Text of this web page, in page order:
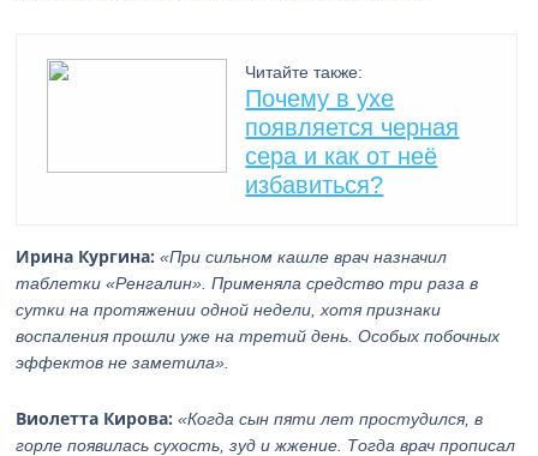
Читайте также:
Почему в ухе
появляется черная
сера и как от неё
избавиться?
Ирина Кургина: «При сильном кашле врач назначил
таблетки «Ренгалин». Применяла средство три раза в
сутки на протяжении одной недели, хотя признаки
воспаления прошли уже на третий день. Особых побочных
эффектов не заметила».
Виолетта Кирова: «Когда сын пяти лет простудился, в
горле появилась сухость, зуд и жжение. Тогда врач прописал